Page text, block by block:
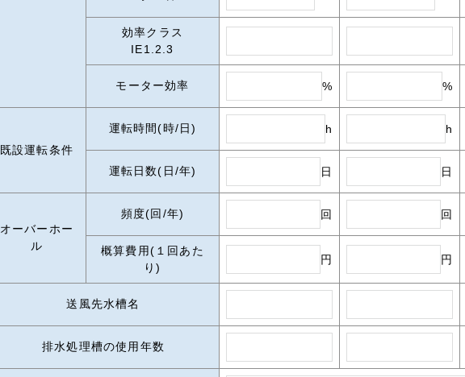
効率クラス
IE1.2.3
モーター効率 % %
既設運転条件
運転時間(時/日) h h
運転日数(日/年) 日 日
オーバーホー
ル
頻度(回/年) 回 回
概算費用(１回あた
り)
円 円
送風先水槽名
排水処理槽の使用年数